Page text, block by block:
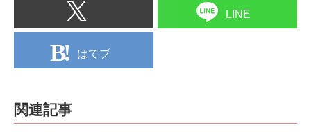
LINE
はてブ
関連記事